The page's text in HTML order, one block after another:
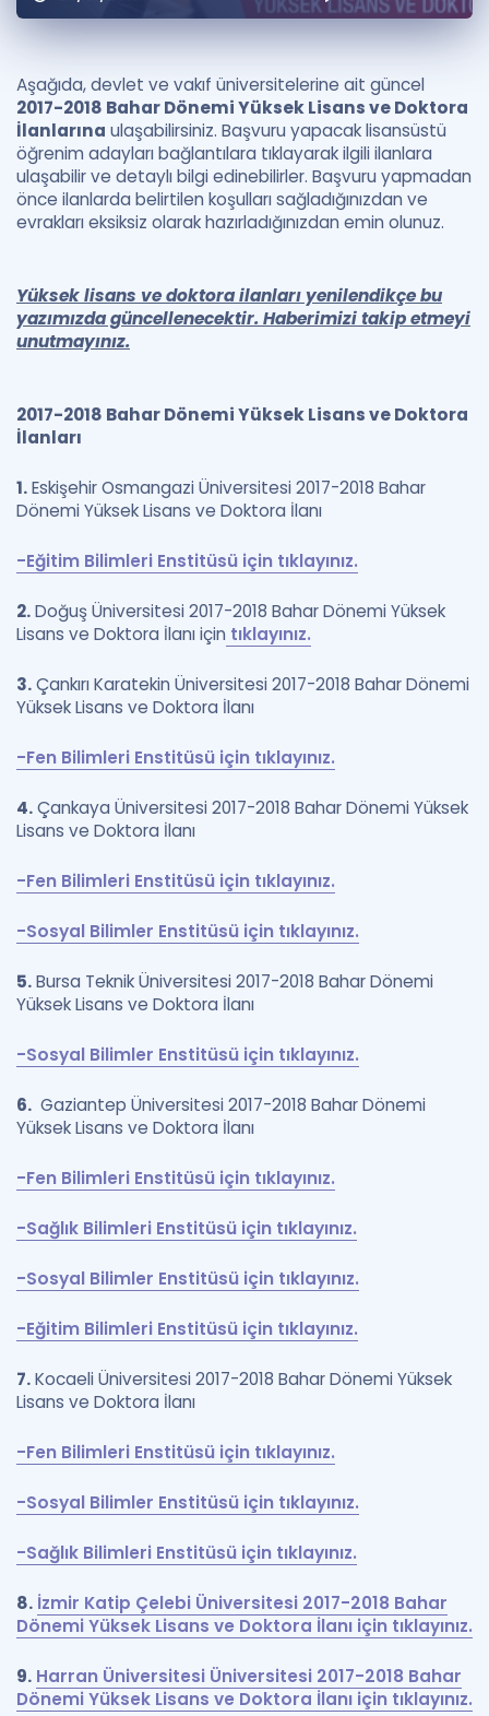
Puan Hesaplama
ÖSYM Sınav Takvimi
Kampanyalar
Blog
Aşağıda, devlet ve vakıf üniversitelerine ait güncel
2017-2018 Bahar Dönemi Yüksek Lisans ve Doktora
İlanlarına ulaşabilirsiniz. Başvuru yapacak lisansüstü
öğrenim adayları bağlantılara tıklayarak ilgili ilanlara
ulaşabilir ve detaylı bilgi edinebilirler. Başvuru yapmadan
önce ilanlarda belirtilen koşulları sağladığınızdan ve
evrakları eksiksiz olarak hazırladığınızdan emin olunuz.
Yüksek lisans ve doktora ilanları yenilendikçe bu
yazımızda güncellenecektir. Haberimizi takip etmeyi
unutmayınız.
2017-2018 Bahar Dönemi Yüksek Lisans ve Doktora
İlanları
1.Eskişehir Osmangazi Üniversitesi 2017-2018 Bahar
Dönemi Yüksek Lisans ve Doktora İlanı
-Eğitim Bilimleri Enstitüsü için tıklayınız.
2.Doğuş Üniversitesi 2017-2018 Bahar Dönemi Yüksek
Lisans ve Doktora İlanı için tıklayınız.
3.Çankırı Karatekin Üniversitesi 2017-2018 Bahar Dönemi
Yüksek Lisans ve Doktora İlanı
-Fen Bilimleri Enstitüsü için tıklayınız.
4.Çankaya Üniversitesi 2017-2018 Bahar Dönemi Yüksek
Lisans ve Doktora İlanı
-Fen Bilimleri Enstitüsü için tıklayınız.
-Sosyal Bilimler Enstitüsü için tıklayınız.
5.Bursa Teknik Üniversitesi 2017-2018 Bahar Dönemi
Yüksek Lisans ve Doktora İlanı
-Sosyal Bilimler Enstitüsü için tıklayınız.
6. Gaziantep Üniversitesi 2017-2018 Bahar Dönemi
Yüksek Lisans ve Doktora İlanı
-Fen Bilimleri Enstitüsü için tıklayınız.
-Sağlık Bilimleri Enstitüsü için tıklayınız.
-Sosyal Bilimler Enstitüsü için tıklayınız.
-Eğitim Bilimleri Enstitüsü için tıklayınız.
7.Kocaeli Üniversitesi 2017-2018 Bahar Dönemi Yüksek
Lisans ve Doktora İlanı
-Fen Bilimleri Enstitüsü için tıklayınız.
-Sosyal Bilimler Enstitüsü için tıklayınız.
-Sağlık Bilimleri Enstitüsü için tıklayınız.
8. İzmir Katip Çelebi Üniversitesi 2017-2018 Bahar
Dönemi Yüksek Lisans ve Doktora İlanı için tıklayınız.
9. Harran Üniversitesi Üniversitesi 2017-2018 Bahar
Dönemi Yüksek Lisans ve Doktora İlanı için tıklayınız.